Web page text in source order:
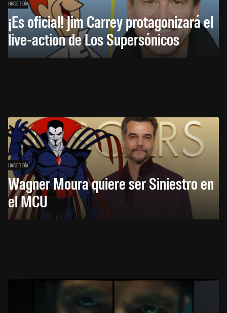
HACE 1 DÍA
¡Es oficial! Jim Carrey protagonizará el
live-action de Los Supersónicos
HACE 1 DÍA
Wagner Moura quiere ser Siniestro en
el MCU